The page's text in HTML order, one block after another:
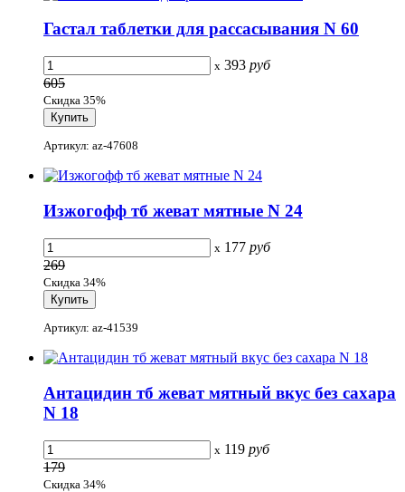
Гастал таблетки для рассасывания N 60
x 393 руб
605
Скидка 35%
Артикул: az-47608
Изжогофф тб жеват мятные N 24
x 177 руб
269
Скидка 34%
Артикул: az-41539
Антацидин тб жеват мятный вкус без сахара
N 18
x 119 руб
179
Скидка 34%